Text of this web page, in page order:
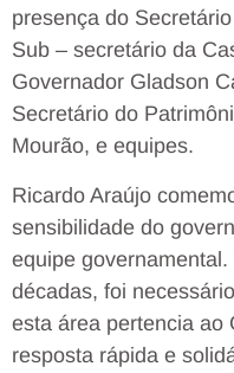
presença do
Sub – secretário da
Governador Gladson
Secretário do
Mourão, e equipes.
Ricardo Araújo
sensibilidade do
equipe
décadas, foi
esta área pertencia ao
resposta rápida e